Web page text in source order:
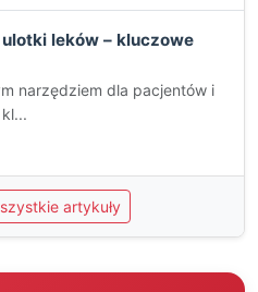
leków – kluczowe
narzędziem dla pacjentów i
artykuły